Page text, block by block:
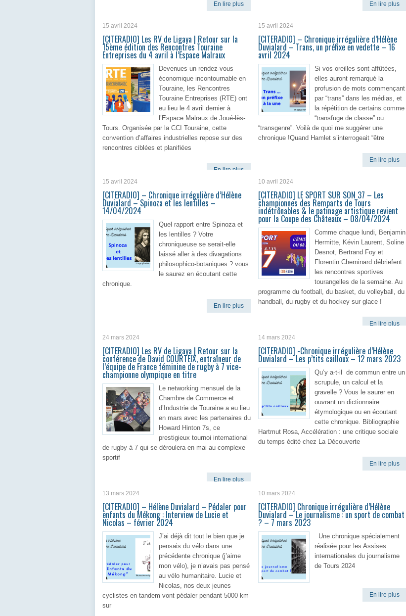
En lire plus En lire plus
15 avril 2024
[CITERADIO] Les RV de Ligaya | Retour sur la
15ème édition des Rencontres Touraine
Entreprises du 4 avril à l’Espace Malraux
Devenues un rendez-vous
économique incontournable en
Touraine, les Rencontres
Touraine Entreprises (RTE) ont
eu lieu le 4 avril dernier à
l’Espace Malraux de Joué-lès-
Tours. Organisée par la CCI Touraine, cette
convention d’affaires industrielles repose sur des
rencontres ciblées et planifiées
En lire plus
15 avril 2024
[CITERADIO] – Chronique irrégulière d’Hélène
Duvialard – Trans, un préfixe en vedette – 16
avril 2024
Si vos oreilles sont affûtées,
elles auront remarqué la
profusion de mots commençant
par “trans” dans les médias, et
la répétition de certains comme
“transfuge de classe” ou
“transgenre”. Voilà de quoi me suggérer une
chronique !Quand Hamlet s’interrogeait “être
En lire plus
15 avril 2024
[CITERADIO] – Chronique irrégulière d’Hélène
Duvialard – Spinoza et les lentilles –
14/04/2024
Quel rapport entre Spinoza et
les lentilles ? Votre
chroniqueuse se serait-elle
laissé aller à des divagations
philosophico-botaniques ? vous
le saurez en écoutant cette
chronique.
En lire plus
10 avril 2024
[CITERADIO] LE SPORT SUR SON 37 – Les
championnes des Remparts de Tours
indétrônables & le patinage artistique revient
pour la Coupe des Châteaux – 08/04/2024
Comme chaque lundi, Benjamin
Hermitte, Kévin Laurent, Soline
Desnot, Bertrand Foy et
Florentin Cheminard débriefent
les rencontres sportives
tourangelles de la semaine. Au
programme du football, du basket, du volleyball, du
handball, du rugby et du hockey sur glace !
En lire plus
24 mars 2024
[CITERADIO] Les RV de Ligaya | Retour sur la
conférence de David COURTEIX, entraîneur de
l’équipe de France féminine de rugby à 7 vice-
championne olympique en titre
Le networking mensuel de la
Chambre de Commerce et
d’Industrie de Touraine a eu lieu
en mars avec les partenaires du
Howard Hinton 7s, ce
prestigieux tournoi international
de rugby à 7 qui se déroulera en mai au complexe
sportif
En lire plus
14 mars 2024
[CITERADIO] -Chronique irrégulière d’Hélène
Duvialard – Les p’tits cailloux – 12 mars 2023
Qu’y a-t-il de commun entre un
scrupule, un calcul et la
gravelle ? Vous le saurer en
ouvrant un dictionnaire
étymologique ou en écoutant
cette chronique. Bibliographie
Hartmut Rosa, Accélération : une critique sociale
du temps édité chez La Découverte
En lire plus
13 mars 2024
[CITERADIO] – Hélène Duvialard – Pédaler pour
enfants du Mékong : Interview de Lucie et
Nicolas – février 2024
J’ai déjà dit tout le bien que je
pensais du vélo dans une
précédente chronique (j’aime
mon vélo), je n’avais pas pensé
au vélo humanitaire. Lucie et
Nicolas, nos deux jeunes
cyclistes en tandem vont pédaler pendant 5000 km
sur
10 mars 2024
[CITERADIO] Chronique irrégulière d’Hélène
Duvialard – Le journalisme : un sport de combat
? – 7 mars 2023
Une chronique spécialement
réalisée pour les Assises
internationales du journalisme
de Tours 2024
En lire plus